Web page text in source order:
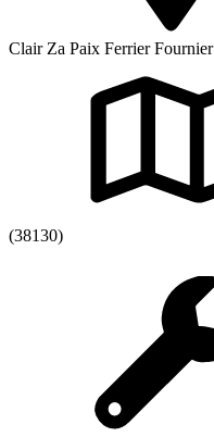
Clair Za Paix Ferrier Fournier
(38130)